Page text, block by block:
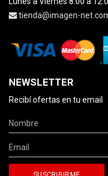
tienda@imagen-
NEWSLETTER
Recibí ofertas en tu email